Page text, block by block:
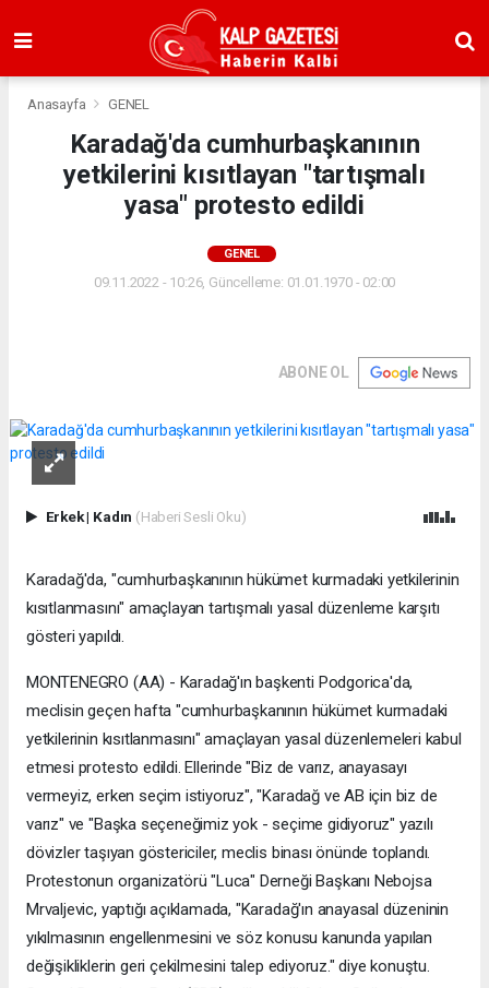
Anasayfa GENEL
Karadağ'da cumhurbaşkanının
yetkilerini kısıtlayan "tartışmalı
yasa" protesto edildi
GENEL
09.11.2022 - 10:26, Güncelleme: 01.01.1970 - 02:00
ABONE OL
Erkek| Kadın (Haberi Sesli Oku)
Karadağ'da, "cumhurbaşkanının hükümet kurmadaki yetkilerinin
kısıtlanmasını" amaçlayan tartışmalı yasal düzenleme karşıtı
gösteri yapıldı.
MONTENEGRO (AA) - Karadağ'ın başkenti Podgorica'da,
meclisin geçen hafta "cumhurbaşkanının hükümet kurmadaki
yetkilerinin kısıtlanmasını" amaçlayan yasal düzenlemeleri kabul
etmesi protesto edildi. Ellerinde "Biz de varız, anayasayı
vermeyiz, erken seçim istiyoruz", "Karadağ ve AB için biz de
varız" ve "Başka seçeneğimiz yok - seçime gidiyoruz" yazılı
dövizler taşıyan göstericiler, meclis binası önünde toplandı. ​​​​
Protestonun organizatörü "Luca" Derneği Başkanı Nebojsa
Mrvaljevic, yaptığı açıklamada, "Karadağ'ın anayasal düzeninin
yıkılmasının engellenmesini ve söz konusu kanunda yapılan
değişikliklerin geri çekilmesini talep ediyoruz." diye konuştu.